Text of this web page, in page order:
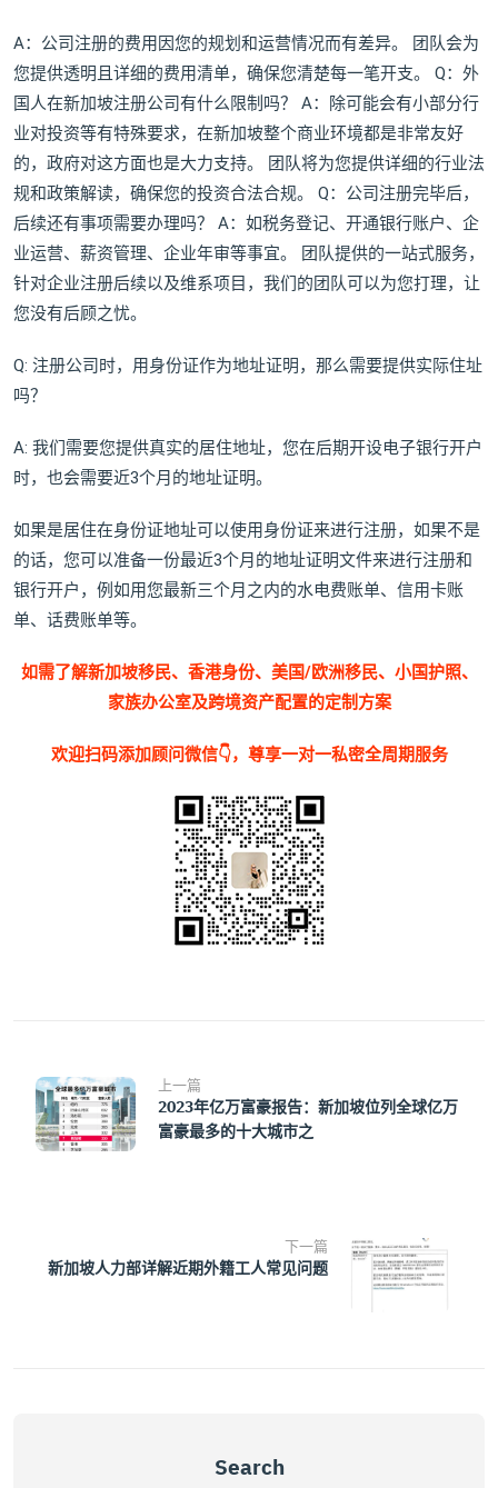
A：公司注册的费用因您的规划和运营情况而有差异。 团队会为
您提供透明且详细的费用清单，确保您清楚每一笔开支。 Q：外
国人在新加坡注册公司有什么限制吗？ A：除可能会有小部分行
业对投资等有特殊要求，在新加坡整个商业环境都是非常友好
的，政府对这方面也是大力支持。 团队将为您提供详细的行业法
规和政策解读，确保您的投资合法合规。 Q：公司注册完毕后，
后续还有事项需要办理吗？ A：如税务登记、开通银行账户、企
业运营、薪资管理、企业年审等事宜。 团队提供的一站式服务，
针对企业注册后续以及维系项目，我们的团队可以为您打理，让
您没有后顾之忧。
Q: 注册公司时，用身份证作为地址证明，那么需要提供实际住址
吗？
A: 我们需要您提供真实的居住地址，您在后期开设电子银行开户
时，也会需要近3个月的地址证明。
如果是居住在身份证地址可以使用身份证来进行注册，如果不是
的话，您可以准备一份最近3个月的地址证明文件来进行注册和
银行开户，例如用您最新三个月之内的水电费账单、信用卡账
单、话费账单等。
如需了解新加坡移民、香港身份、美国/欧洲移民、小国护照、
家族办公室及跨境资产配置的定制方案
欢迎扫码添加顾问微信👇，尊享一对一私密全周期服务
上一篇
2023年亿万富豪报告：新加坡位列全球亿万
富豪最多的十大城市之
下一篇
新加坡人力部详解近期外籍工人常见问题
Search